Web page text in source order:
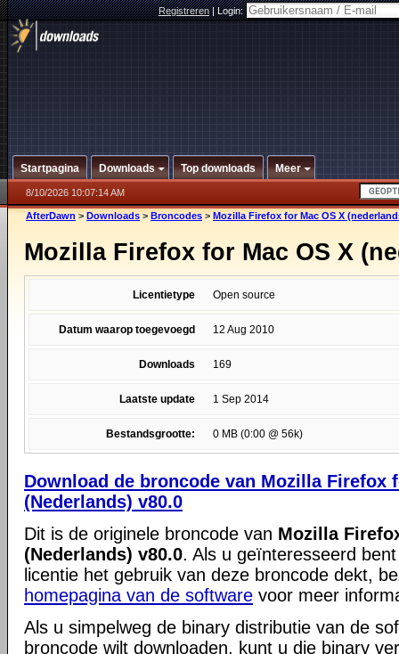
Registreren|Login:
Startpagina Downloads Top downloads Meer
8/10/2026 10:07:14 AM
AfterDawn > Downloads > Broncodes > Mozilla Firefox for Mac OS X
Mozilla Firefox for Mac OS X
Licentietype Open source
Datum waarop toegevoegd 12 Aug 2010
Downloads 169
Laatste update 1 Sep 2014
Bestandsgrootte: 0 MB (0:00 @ 56k)
Download de broncode van Mozilla Firefox
(Nederlands) v80.0
Dit is de originele broncode van Mozilla
(Nederlands) v80.0. Als u geïnteresseerd
licentie het gebruik van deze broncode dekt,
homepagina van de software voor meer
Als u simpelweg de binary distributie van de
broncode wilt downloaden, kunt u die binary